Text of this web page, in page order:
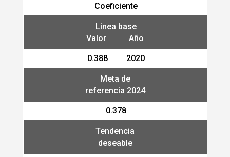
Coeficiente
Linea base
Valor Año
0.388 2020
Meta de
referencia 2024
0.378
Tendencia
deseable